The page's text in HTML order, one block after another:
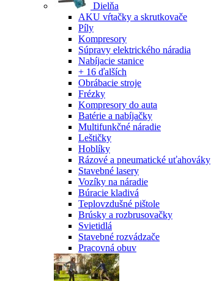
Dielňa
AKU vŕtačky a skrutkovače
Píly
Kompresory
Súpravy elektrického náradia
Nabíjacie stanice
+ 16 ďalších
Obrábacie stroje
Frézky
Kompresory do auta
Batérie a nabíjačky
Multifunkčné náradie
Leštičky
Hoblíky
Rázové a pneumatické uťahováky
Stavebné lasery
Vozíky na náradie
Búracie kladivá
Teplovzdušné pištole
Brúsky a rozbrusovačky
Svietidlá
Stavebné rozvádzače
Pracovná obuv